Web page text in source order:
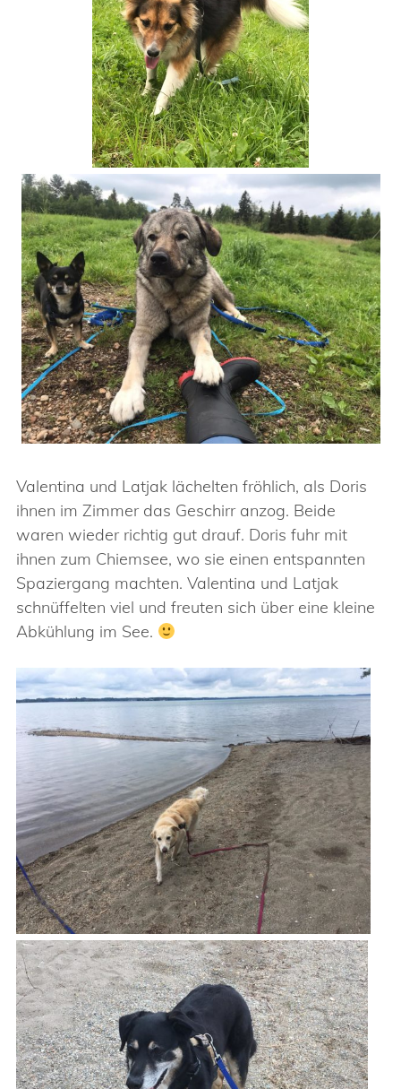
Valentina und Latjak lächelten fröhlich, als Doris
ihnen im Zimmer das Geschirr anzog. Beide
waren wieder richtig gut drauf. Doris fuhr mit
ihnen zum Chiemsee, wo sie einen entspannten
Spaziergang machten. Valentina und Latjak
schnüffelten viel und freuten sich über eine kleine
Abkühlung im See.